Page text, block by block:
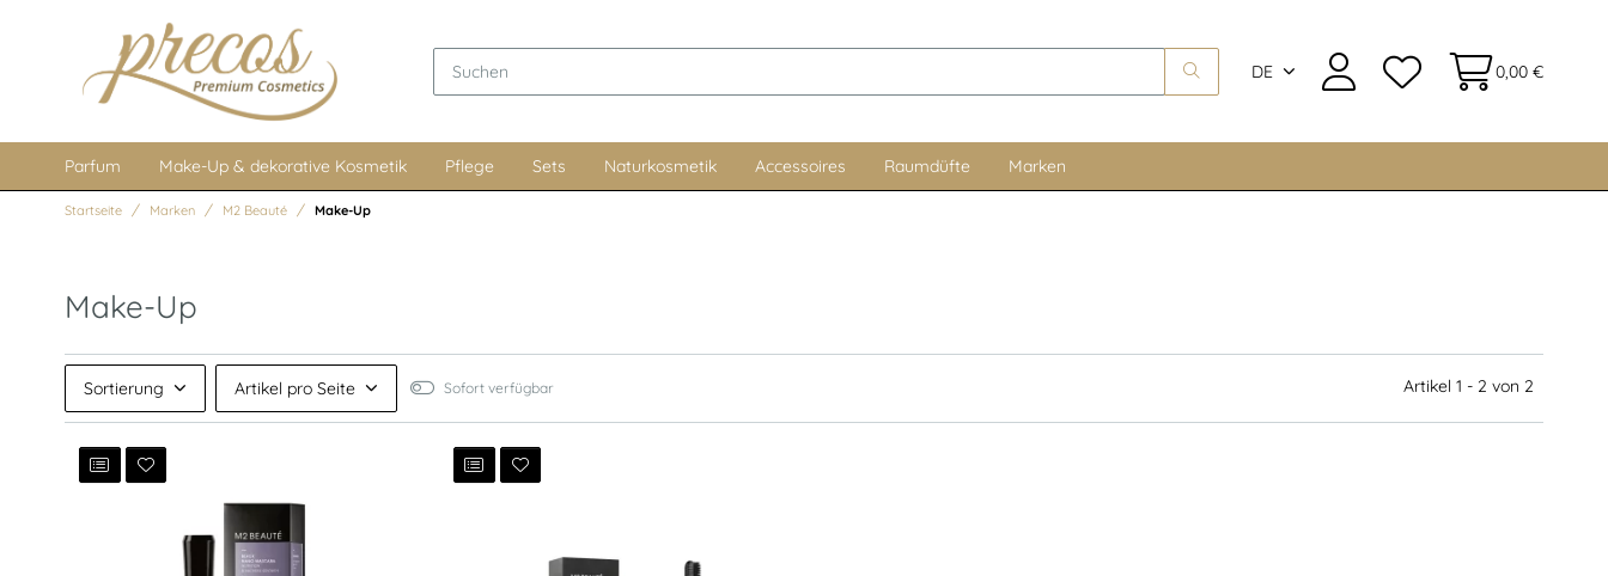
DE 0,00 €
Parfum Make-Up & dekorative Kosmetik Pflege Sets Naturkosmetik Accessoires Raumdüfte Marken
Startseite Marken M2 Beauté Make-Up
Make-Up
Sortierung Artikel pro Seite Sofort verfügbar Artikel 1 - 2 von 2